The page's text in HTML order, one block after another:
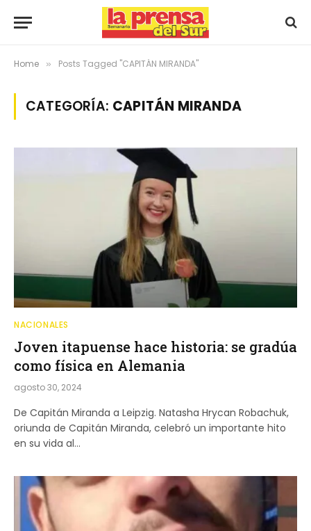
Home » Posts Tagged "CAPITÁN MIRANDA"
CATEGORÍA: CAPITÁN MIRANDA
NACIONALES
Joven itapuense hace historia: se gradúa
como física en Alemania
agosto 30, 2024
De Capitán Miranda a Leipzig. Natasha Hrycan Robachuk,
oriunda de Capitán Miranda, celebró un importante hito
en su vida al…